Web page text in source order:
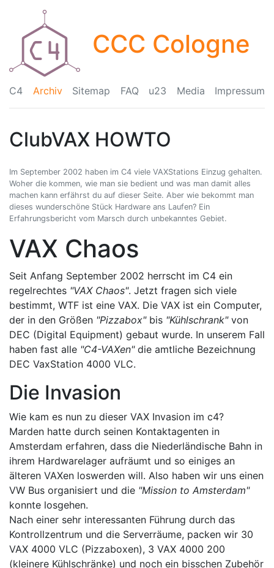
CCC Cologne
C4 Archiv Sitemap FAQ u23 Media Impressum
ClubVAX HOWTO
Im September 2002 haben im C4 viele VAXStations Einzug gehalten.
Woher die kommen, wie man sie bedient und was man damit alles
machen kann erfährst du auf dieser Seite. Aber wie bekommt man
dieses wunderschöne Stück Hardware ans Laufen? Ein
Erfahrungsbericht vom Marsch durch unbekanntes Gebiet.
VAX Chaos
Seit Anfang September 2002 herrscht im C4 ein
regelrechtes "VAX Chaos". Jetzt fragen sich viele
bestimmt, WTF ist eine VAX. Die VAX ist ein Computer,
der in den Größen "Pizzabox"bis "Kühlschrank"von
DEC (Digital Equipment) gebaut wurde. In unserem Fall
haben fast alle "C4-VAXen"die amtliche Bezeichnung
DEC VaxStation 4000 VLC.
Die Invasion
Wie kam es nun zu dieser VAX Invasion im c4?
Marden hatte durch seinen Kontaktagenten in
Amsterdam erfahren, dass die Niederländische Bahn in
ihrem Hardwarelager aufräumt und so einiges an
älteren VAXen loswerden will. Also haben wir uns einen
VW Bus organisiert und die "Mission to Amsterdam"
konnte losgehen.
Nach einer sehr interessanten Führung durch das
Kontrollzentrum und die Serverräume, packen wir 30
VAX 4000 VLC (Pizzaboxen), 3 VAX 4000 200
(kleinere Kühlschränke) und noch ein bisschen Zubehör